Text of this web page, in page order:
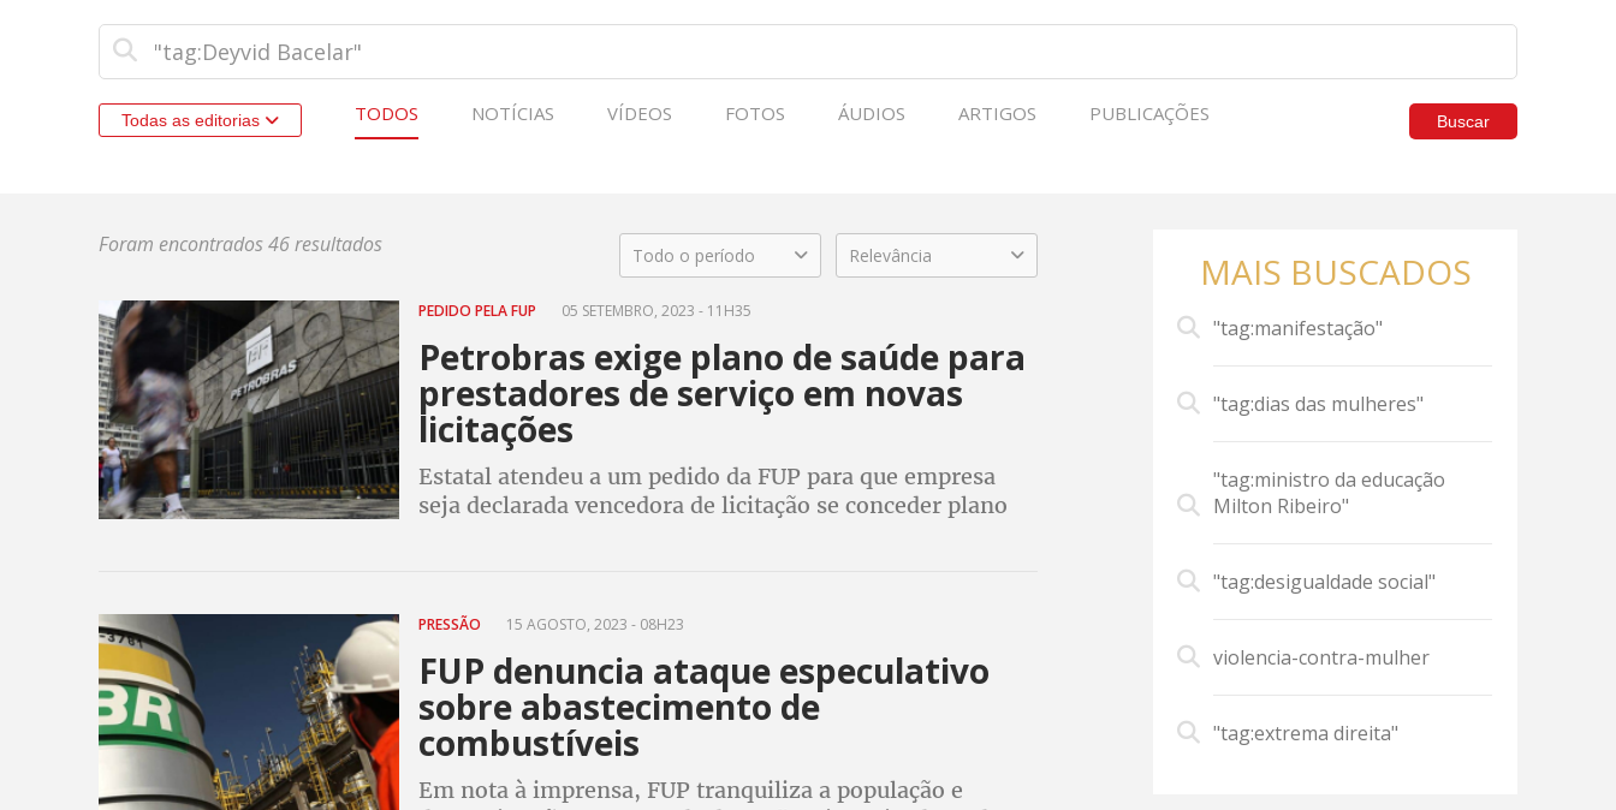
Todas as editorias TODOS NOTÍCIAS VÍDEOS FOTOS ÁUDIOS ARTIGOS PUBLICAÇÕES Buscar
Foram encontrados 46 resultados Todo o período Relevância
PEDIDO PELA FUP 05 SETEMBRO, 2023 - 11H35
Petrobras exige plano de saúde para
prestadores de serviço em novas
licitações
Estatal atendeu a um pedido da FUP para que empresa
seja declarada vencedora de licitação se conceder plano
PRESSÃO 15 AGOSTO, 2023 - 08H23
FUP denuncia ataque especulativo
sobre abastecimento de
combustíveis
Em nota à imprensa, FUP tranquiliza a população e
MAIS BUSCADOS
"tag:manifestação"
"tag:dias das mulheres"
"tag:ministro da educação
Milton Ribeiro"
"tag:desigualdade social"
violencia-contra-mulher
"tag:extrema direita"